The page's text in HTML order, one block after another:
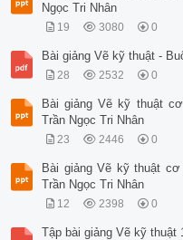
Ngọc Tri Nhân
19 3080 0
Bài giảng Vẽ kỹ thuật -
28 2532 0
Bài giảng Vẽ kỹ thuật
Trần Ngọc Tri Nhân
23 2446 0
Bài giảng Vẽ kỹ thuật
Trần Ngọc Tri Nhân
12 2398 0
Tập bài giảng Vẽ kỹ thuật